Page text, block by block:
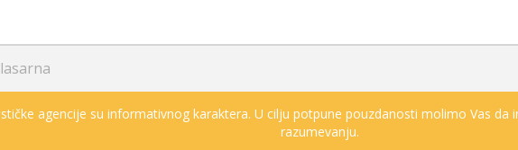
agencije su informativnog karaktera. U cilju potpune pouzdanosti molimo Vas da
razumevanju.